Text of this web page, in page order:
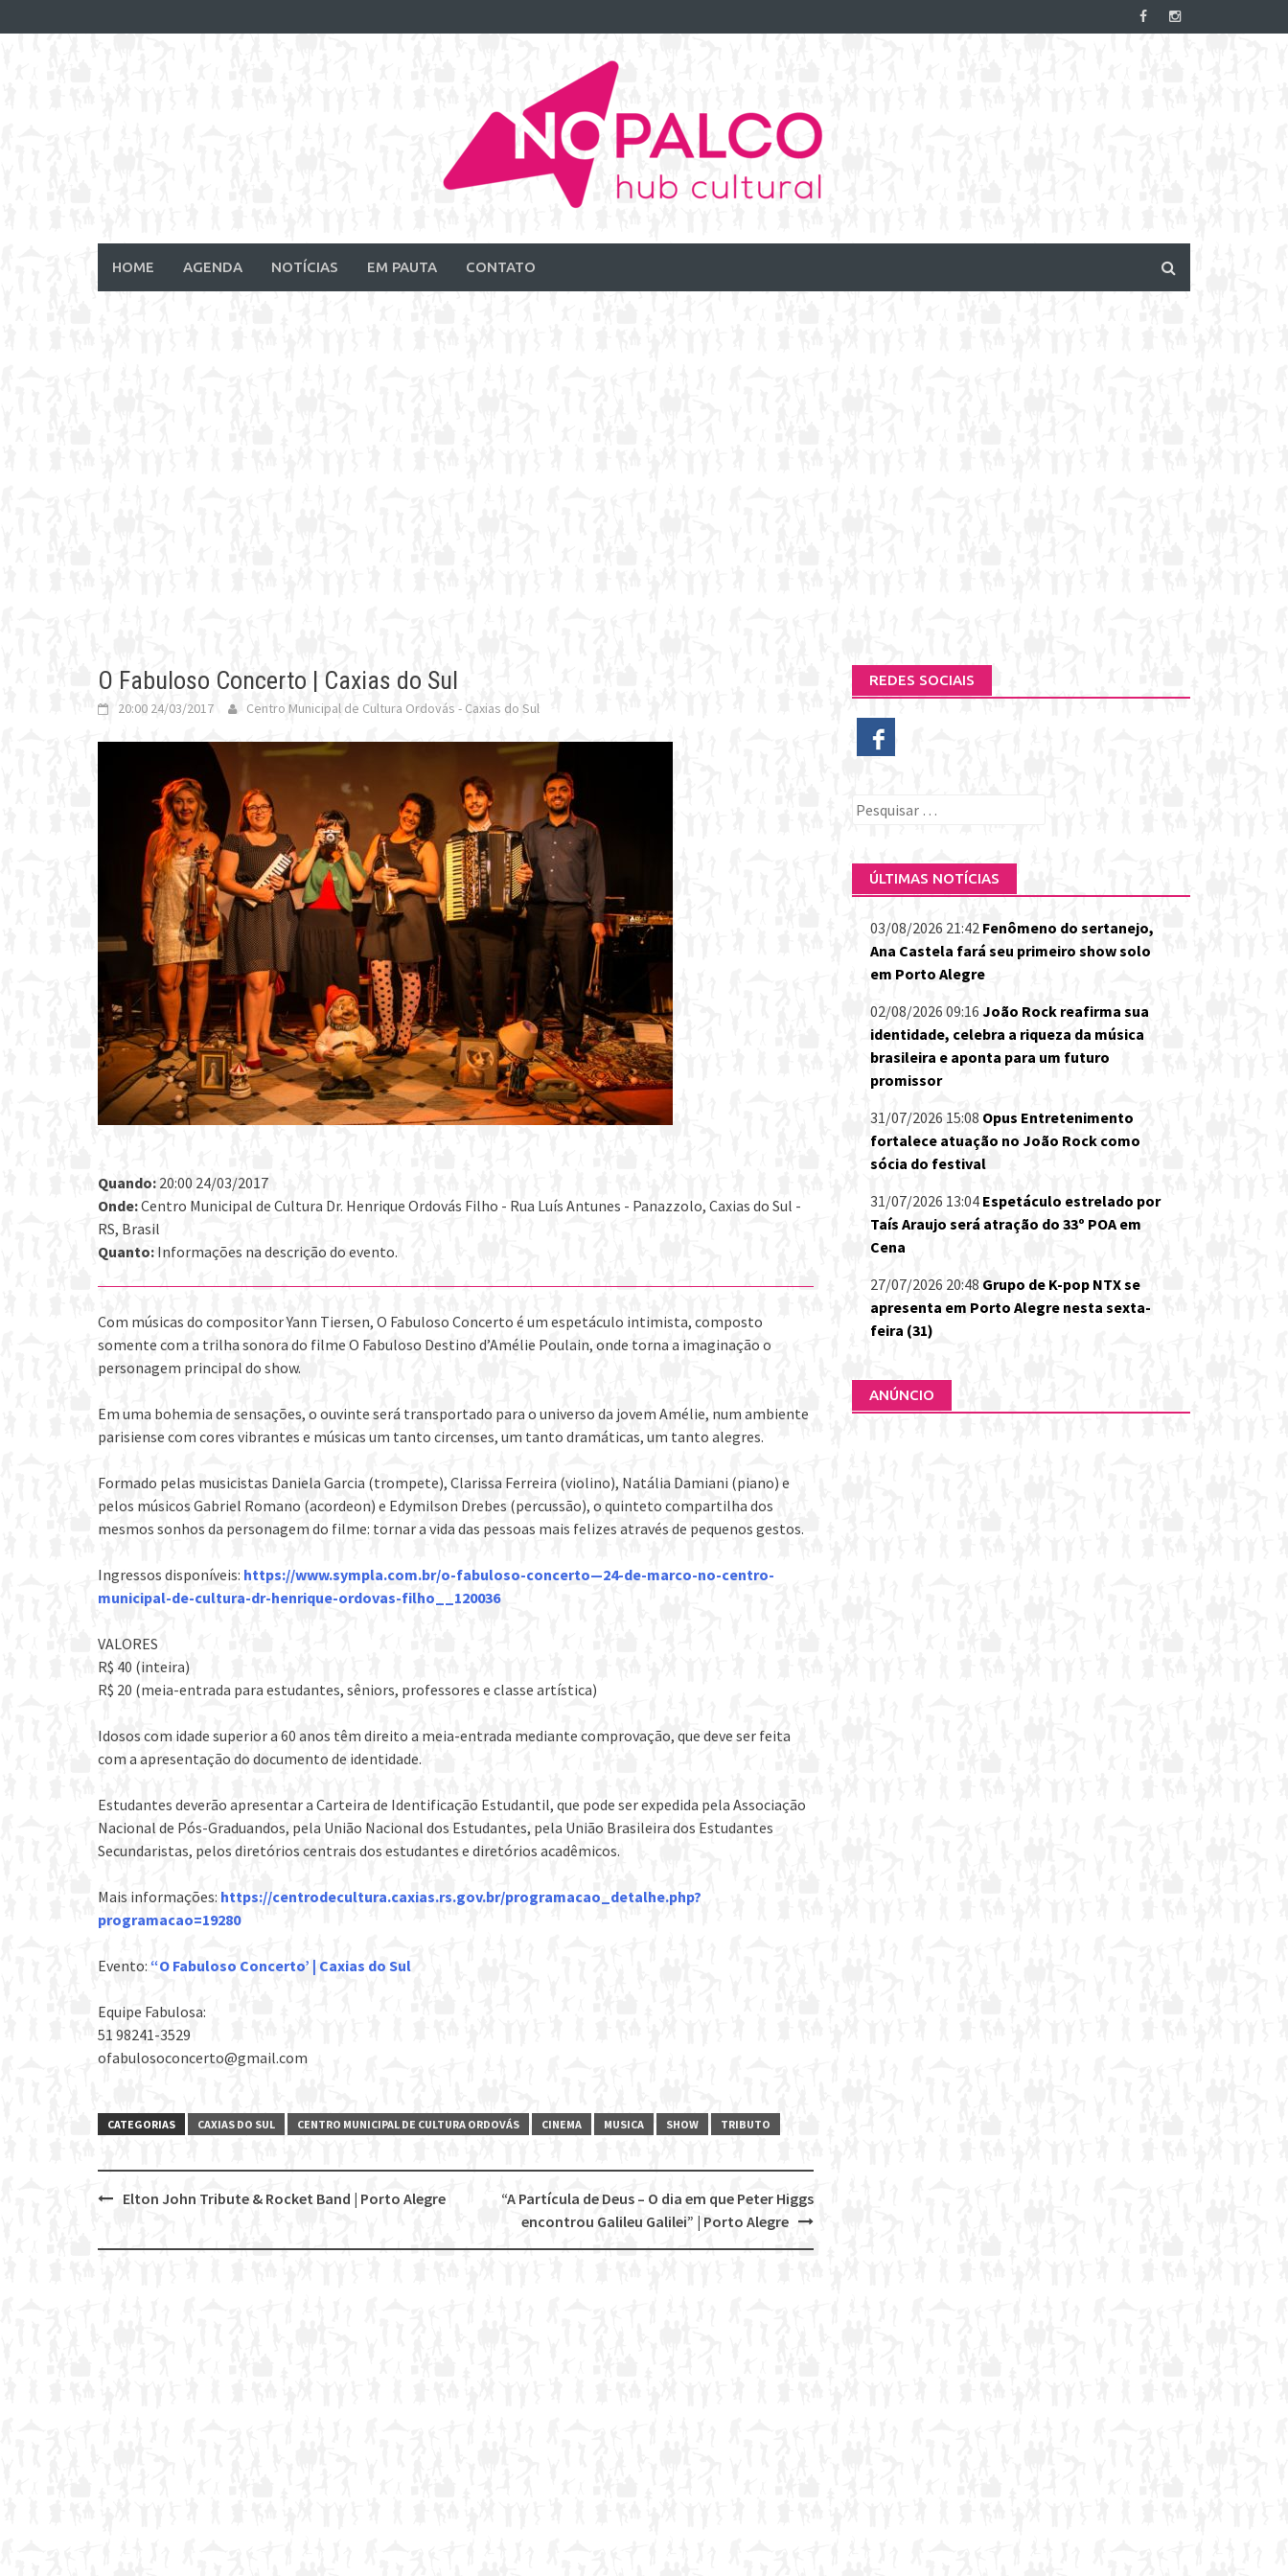
to
HOME AGENDA NOTÍCIAS EM PAUTA CONTATO
O Fabuloso Concerto | Caxias do Sul
20:00 24/03/2017 Centro Municipal de Cultura Ordovás - Caxias do Sul
Quando: 20:00 24/03/2017
Onde:Centro Municipal de Cultura Dr. Henrique Ordovás Filho - Rua Luís Antunes - Panazzolo, Caxias do Sul -
RS, Brasil
Quanto: Informações na descrição do evento.
Com músicas do compositor Yann Tiersen, O Fabuloso Concerto é um espetáculo intimista, composto
somente com a trilha sonora do filme O Fabuloso Destino d’Amélie Poulain, onde torna a imaginação o
personagem principal do show.
Em uma bohemia de sensações, o ouvinte será transportado para o universo da jovem Amélie, num ambiente
parisiense com cores vibrantes e músicas um tanto circenses, um tanto dramáticas, um tanto alegres.
Formado pelas musicistas Daniela Garcia (trompete), Clarissa Ferreira (violino), Natália Damiani (piano) e
pelos músicos Gabriel Romano (acordeon) e Edymilson Drebes (percussão), o quinteto compartilha dos
mesmos sonhos da personagem do filme: tornar a vida das pessoas mais felizes através de pequenos gestos.
Ingressos disponíveis: https://www.sympla.com.br/o-fabuloso-concerto—24-de-marco-no-centro-
municipal-de-cultura-dr-henrique-ordovas-filho__120036
VALORES
R$ 40 (inteira)
R$ 20 (meia-entrada para estudantes, sêniors, professores e classe artística)
Idosos com idade superior a 60 anos têm direito a meia-entrada mediante comprovação, que deve ser feita
com a apresentação do documento de identidade.
Estudantes deverão apresentar a Carteira de Identificação Estudantil, que pode ser expedida pela Associação
Nacional de Pós-Graduandos, pela União Nacional dos Estudantes, pela União Brasileira dos Estudantes
Secundaristas, pelos diretórios centrais dos estudantes e diretórios acadêmicos.
Mais informações: https://centrodecultura.caxias.rs.gov.br/programacao_detalhe.php?
programacao=19280
Evento: “O Fabuloso Concerto’ | Caxias do Sul
Equipe Fabulosa:
51 98241-3529
ofabulosoconcerto@gmail.com
CATEGORIAS CAXIAS DO SUL CENTRO MUNICIPAL DE CULTURA ORDOVÁS CINEMA MUSICA SHOW TRIBUTO
navigation
“A Partícula de Deus – O dia em que Peter Higgs
encontrou Galileu Galilei” | Porto Alegre
Elton John Tribute & Rocket Band | Porto Alegre
REDES SOCIAIS
Pesquisar
ÚLTIMAS NOTÍCIAS
03/08/2026 21:42 Fenômeno do sertanejo,
Ana Castela fará seu primeiro show solo
em Porto Alegre
02/08/2026 09:16 João Rock reafirma sua
identidade, celebra a riqueza da música
brasileira e aponta para um futuro
promissor
31/07/2026 15:08 Opus Entretenimento
fortalece atuação no João Rock como
sócia do festival
31/07/2026 13:04 Espetáculo estrelado por
Taís Araujo será atração do 33º POA em
Cena
27/07/2026 20:48 Grupo de K-pop NTX se
apresenta em Porto Alegre nesta sexta-
feira (31)
ANÚNCIO